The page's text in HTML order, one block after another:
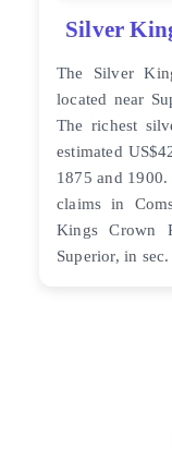
Silver
The Silver
located near
The richest
estimated
1875 and
claims in
Kings Crown
Superior, in